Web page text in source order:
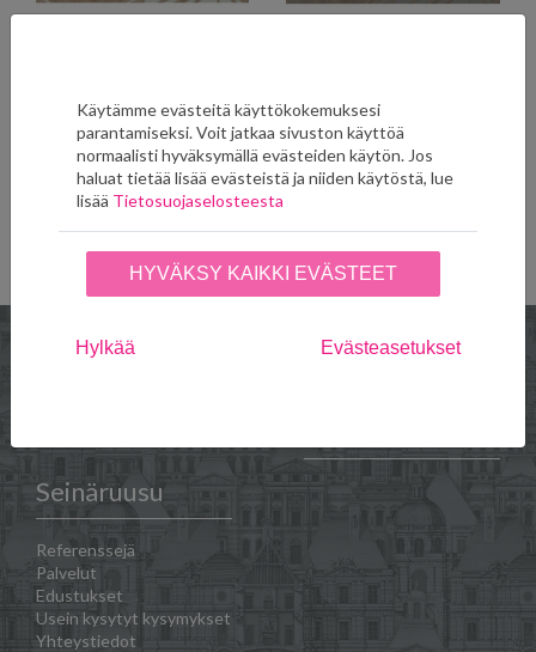
234,00€
LISÄÄ SUOSIKKEIHIN
234,00€
LISÄÄ SUOSIKKEIHIN
Näytä kaikki tuotteet (27)
Seinäruusu
Referenssejä
Palvelut
Edustukset
Usein kysytyt kysymykset
Yhteystiedot
Käytämme evästeitä käyttökokemuksesi
parantamiseksi. Voit jatkaa sivuston käyttöä
normaalisti hyväksymällä evästeiden käytön. Jos
haluat tietää lisää evästeistä ja niiden käytöstä, lue
lisää Tietosuojaselosteesta
HYVÄKSY KAIKKI EVÄSTEET
Hylkää Evästeasetukset